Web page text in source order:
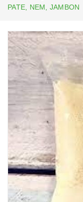
PATE, NEM, JAMBON